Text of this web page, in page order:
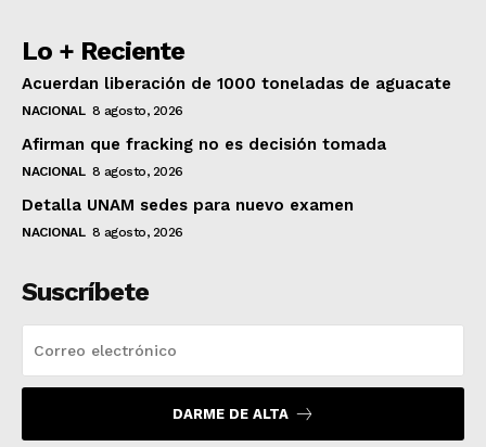
Lo + Reciente
Acuerdan liberación de 1000 toneladas de aguacate
NACIONAL 8 agosto, 2026
Afirman que fracking no es decisión tomada
NACIONAL 8 agosto, 2026
Detalla UNAM sedes para nuevo examen
NACIONAL 8 agosto, 2026
Suscríbete
DARME DE ALTA